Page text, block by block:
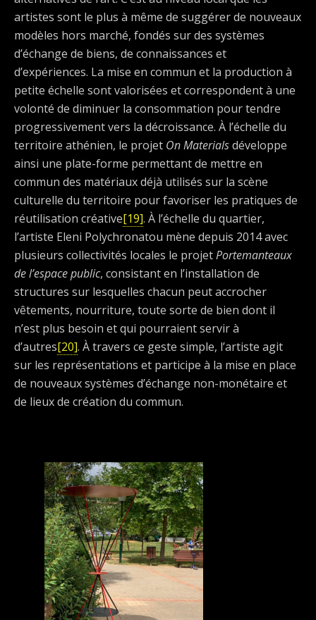
artistes sont le plus à même de suggérer de nouveaux
modèles hors marché, fondés sur des systèmes
d’échange de biens, de connaissances et
d’expériences. La mise en commun et la production à
petite échelle sont valorisées et correspondent à une
volonté de diminuer la consommation pour tendre
progressivement vers la décroissance. À l’échelle du
territoire athénien, le projet On Materialsdéveloppe
ainsi une plate-forme permettant de mettre en
commun des matériaux déjà utilisés sur la scène
culturelle du territoire pour favoriser les pratiques de
réutilisation créative[19]. À l’échelle du quartier,
l’artiste Eleni Polychronatou mène depuis 2014 avec
plusieurs collectivités locales le projetPortemanteaux
de l’espace public, consistant en l’installation de
structures sur lesquelles chacun peut accrocher
vêtements, nourriture, toute sorte de bien dont il
n’est plus besoin et qui pourraient servir à
d’autres[20]. À travers ce geste simple, l’artiste agit
sur les représentations et participe à la mise en place
de nouveaux systèmes d’échange non-monétaire et
de lieux de création du commun.